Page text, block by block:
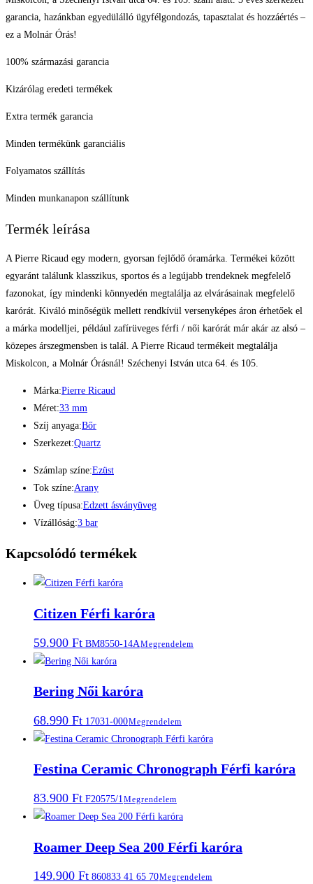
garancia, hazánkban egyedülálló ügyfélgondozás, tapasztalat és hozzáértés –
ez a Molnár Órás!
100% származási garancia
Kizárólag eredeti termékek
Extra termék garancia
Minden termékünk garanciális
Folyamatos szállítás
Minden munkanapon szállítunk
Termék leírása
A Pierre Ricaud egy modern, gyorsan fejlődő óramárka. Termékei között
egyaránt találunk klasszikus, sportos és a legújabb trendeknek megfelelő
fazonokat, így mindenki könnyedén megtalálja az elvárásainak megfelelő
karórát. Kiváló minőségük mellett rendkívül versenyképes áron érhetőek el
a márka modelljei, például zafírüveges férfi / női karórát már akár az alsó –
közepes árszegmensben is talál. A Pierre Ricaud termékeit megtalálja
Miskolcon, a Molnár Órásnál! Széchenyi István utca 64. és 105.
Márka:Pierre Ricaud
Méret:33 mm
Szíj anyaga:Bőr
Szerkezet:Quartz
Számlap színe:Ezüst
Tok színe:Arany
Üveg típusa:Edzett ásványüveg
Vízállóság:3 bar
Kapcsolódó termékek
Citizen Férfi karóra
59.900 Ft BM8550-14AMegrendelem
Bering Női karóra
68.990 Ft 17031-000Megrendelem
Festina Ceramic Chronograph Férfi karóra
83.900 Ft F20575/1 Megrendelem
Roamer Deep Sea 200 Férfi karóra
149.900 Ft 860833 41 65 70Megrendelem